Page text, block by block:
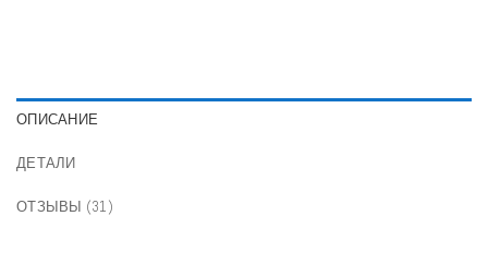
ОПИСАНИЕ
ДЕТАЛИ
ОТЗЫВЫ (31)